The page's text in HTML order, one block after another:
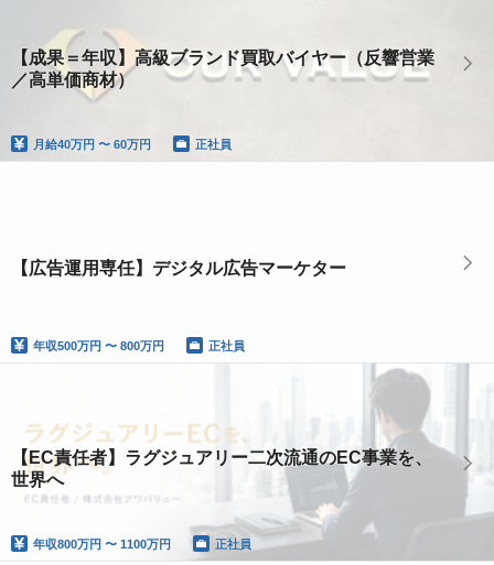
【成果＝年収】高級ブランド買取バイヤー（反響営業
／高単価商材）
月給40万円 〜 60万円 正社員
【広告運用専任】デジタル広告マーケター
年収500万円 〜 800万円 正社員
【EC責任者】ラグジュアリー二次流通のEC事業を、
世界へ
年収800万円 〜 1100万円 正社員